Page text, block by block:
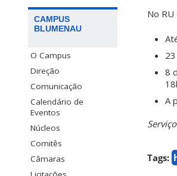
CAMPUS
BLUMENAU
O Campus
Direção
Comunicação
Calendário de
Eventos
Núcleos
Comitês
Câmaras
No
8
A
Tags: